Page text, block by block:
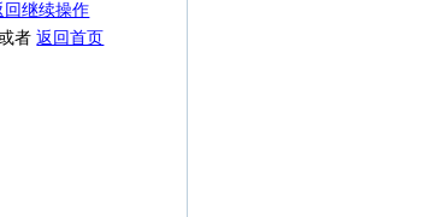
回继续操作
者返回首页